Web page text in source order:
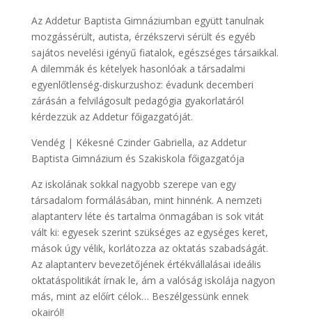
Az Addetur Baptista Gimnáziumban együtt tanulnak
mozgássérült, autista, érzékszervi sérült és egyéb
sajátos nevelési igényű fiatalok, egészséges társaikkal.
A dilemmák és kételyek hasonlóak a társadalmi
egyenlőtlenség-diskurzushoz: évadunk decemberi
zárásán a felvilágosult pedagógia gyakorlatáról
kérdezzük az Addetur főigazgatóját.
Vendég | Kékesné Czinder Gabriella, az Addetur
Baptista Gimnázium és Szakiskola főigazgatója
Az iskolának sokkal nagyobb szerepe van egy
társadalom formálásában, mint hinnénk. A nemzeti
alaptanterv léte és tartalma önmagában is sok vitát
vált ki: egyesek szerint szükséges az egységes keret,
mások úgy vélik, korlátozza az oktatás szabadságát.
Az alaptanterv bevezetőjének értékvállalásai ideális
oktatáspolitikát írnak le, ám a valóság iskolája nagyon
más, mint az előírt célok… Beszélgessünk ennek
okairól!